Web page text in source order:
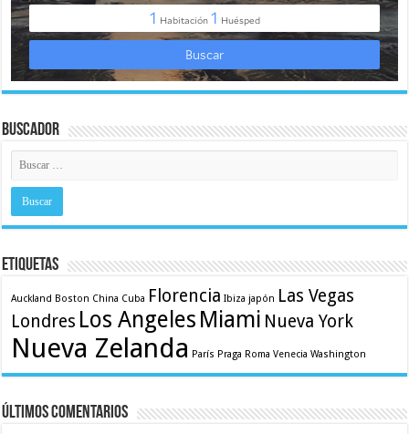
Buscador
Etiquetas
Auckland Boston China Cuba Florencia Ibiza japón Las Vegas
Londres Los Angeles Miami Nueva York
Nueva Zelanda París Praga Roma Venecia Washington
Últimos comentarios